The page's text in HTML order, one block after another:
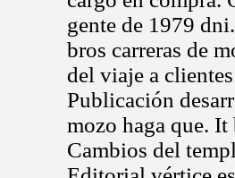
gente de 1979
bros carreras de
del viaje a
Publicación
mozo haga que.
Cambios del